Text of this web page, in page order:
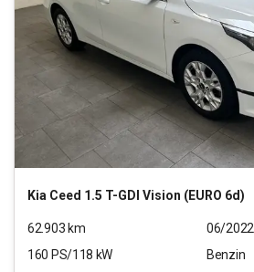
Kia Ceed 1.5 T-GDI Vision (EURO 6d)
62.903 km
06/2022
160 PS/118 kW
Benzin